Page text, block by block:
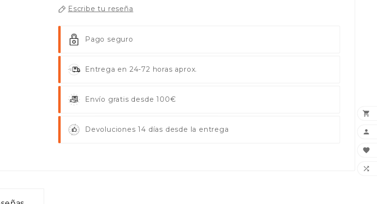
Escribe tu reseña
Pago seguro
Entrega en 24-72 horas aprox.
Envío gratis desde 100€
Devoluciones 14 días desde la entrega



